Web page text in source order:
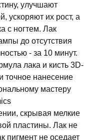
улучшают
ускоряют их рост, а
с ногтем. Лак
до отсутствия
- за 10 минут.
лака и кисть 3D-
точное нанесение
мастеру
скрывая мелкие
пластины. Лак не
пигмент не оседает